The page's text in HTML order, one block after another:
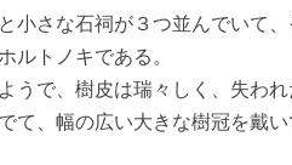
小さな石祠が３つ並んでいて
ルトノキである。
うで、樹皮は瑞々しく、失わ
て、幅の広い大きな樹冠を戴